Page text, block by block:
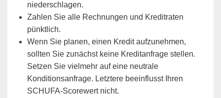
niederschlagen.
Zahlen Sie alle Rechnungen und Kreditraten
pünktlich.
Wenn Sie planen, einen Kredit aufzunehmen,
sollten Sie zunächst keine Kreditanfrage stellen.
Setzen Sie vielmehr auf eine neutrale
Konditionsanfrage. Letztere beeinflusst Ihren
SCHUFA-Scorewert nicht.